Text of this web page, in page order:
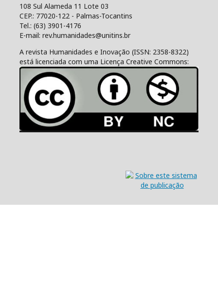
108 Sul Alameda 11 Lote 03
CEP.: 77020-122 - Palmas-Tocantins
Tel.: (63) 3901-4176
E-mail: rev.humanidades@unitins.br
A revista Humanidades e Inovação (ISSN: 2358-8322)
está licenciada com uma Licença Creative Commons: